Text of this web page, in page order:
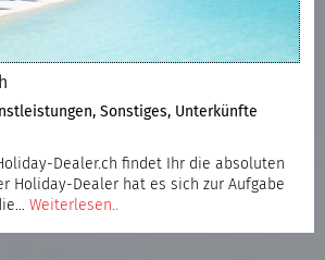
, Sonstiges, Unterkünfte
Dealer.ch findet Ihr die absoluten
Holiday-Dealer hat es sich zur Aufgabe
Weiterlesen..